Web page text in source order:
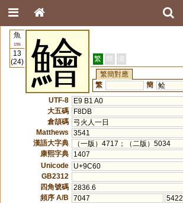
魚
195
13
(24)
鱠 繁 簡 港
繁簡對應
繁
簡 鲙
UTF-8
E9 B1 A0
大五碼
F8DB
倉頡碼
弓火人一日
Matthews
3541
漢語大字典
（一版）4717；（二版）5034
康熙字典
1407
Unicode
U+9C60
GB2312
四角號碼 2836.6
頻序 A/B
7047
5422